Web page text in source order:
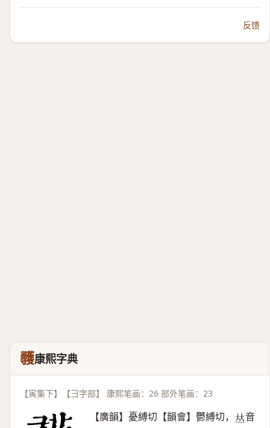
反馈
彠康熙字典
【寅集下】【彐字部】 康熙笔画：26 部外笔画：23
【廣韻】憂縛切【韻會】鬱縛切， 𠀤音